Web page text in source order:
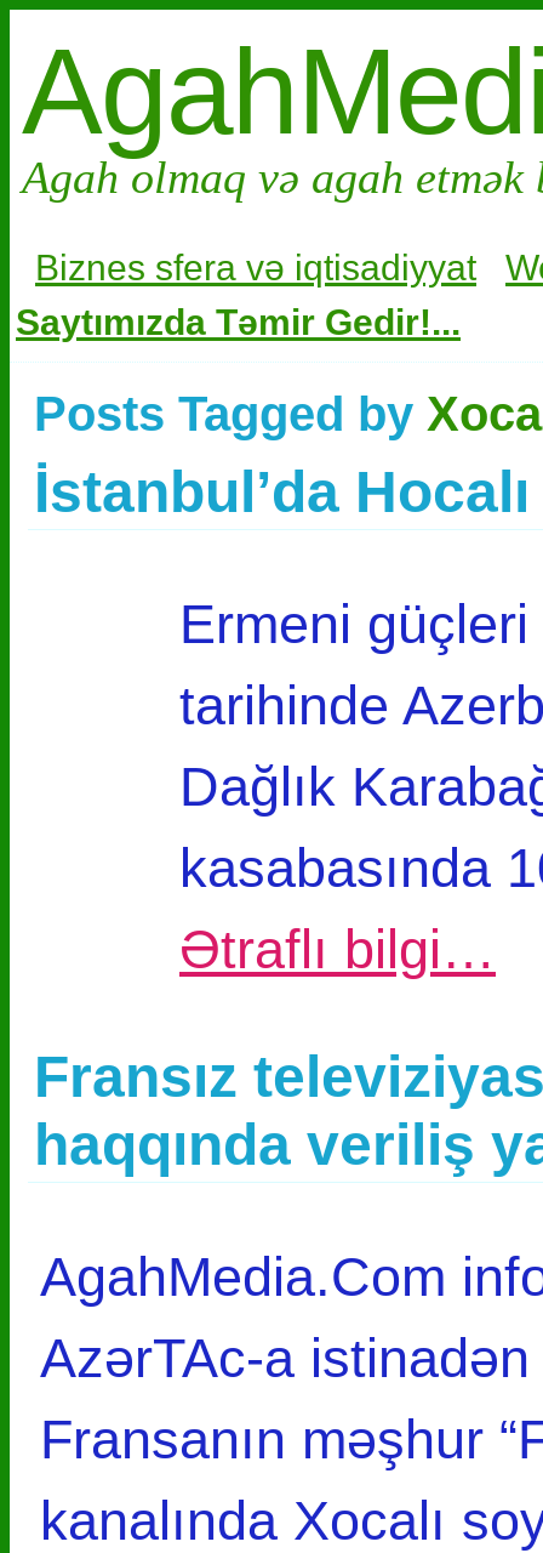
Agah olmaq və agah
Biznes sfera və iqtisadiyyat
Saytımızda Təmir Gedir!...
Posts Tagged by
İstanbul’da
Ermeni
tarihinde
Dağlık
kasabasında
Ətraflı bilgi…
Fransız
haqqında veriliş
AgahMedia.Com
AzərTAc-a
Fransanın məşhur
kanalında Xocalı